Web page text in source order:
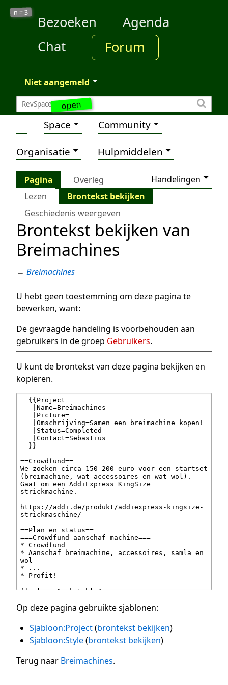
open
n =3
Bezoeken
Agenda
Chat
Forum
Niet aangemeld
Space Community
Organisatie Hulpmiddelen
Pagina Overleg
Handelingen
Lezen
Brontekst bekijken
Geschiedenis weergeven
Brontekst bekijken van
Breimachines
← Breimachines
U hebt geen toestemming om deze pagina te
bewerken, want:
De gevraagde handeling is voorbehouden aan
gebruikers in de groep Gebruikers.
U kunt de brontekst van deze pagina bekijken en
kopiëren.
Op deze pagina gebruikte sjablonen:
Sjabloon:Project(brontekst bekijken)
Sjabloon:Style(brontekst bekijken)
Terug naar Breimachines.